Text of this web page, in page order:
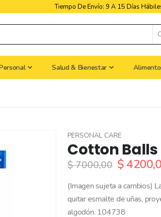
Libres De Iva
Salud & Bienestar
Cotton Balls
PERSONAL CARE
$ 7000,00 $
(Imagen sujeta a cambios)
quitar esmalte de uñas,
algodón. 104738